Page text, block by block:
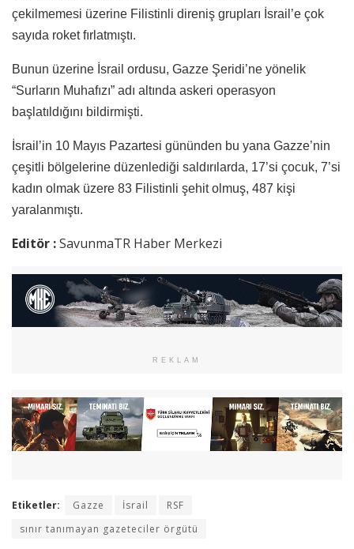
çekilmemesi üzerine Filistinli direniş grupları İsrail’e çok
sayıda roket fırlatmıştı.
Bunun üzerine İsrail ordusu, Gazze Şeridi’ne yönelik
“Surların Muhafızı” adı altında askeri operasyon
başlatıldığını bildirmişti.
İsrail’in 10 Mayıs Pazartesi gününden bu yana Gazze’nin
çeşitli bölgelerine düzenlediği saldırılarda, 17’si çocuk, 7’si
kadın olmak üzere 83 Filistinli şehit olmuş, 487 kişi
yaralanmıştı.
Editör :SavunmaTR Haber Merkezi
REKLAM
Etiketler: Gazze İsrail
RSF
sınır tanımayan gazeteciler örgütü